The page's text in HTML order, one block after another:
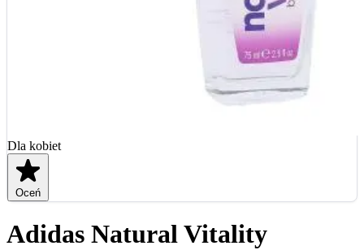
Dla kobiet
Oceń
Adidas Natural Vitality